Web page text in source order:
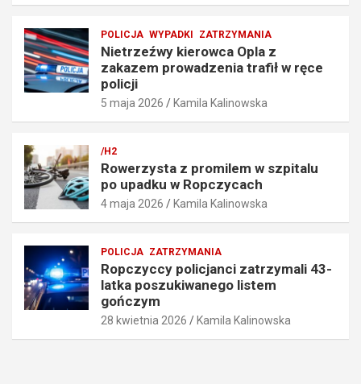
POLICJA WYPADKI ZATRZYMANIA
Nietrzeźwy kierowca Opla z
zakazem prowadzenia trafił w ręce
policji
5 maja 2026 Kamila Kalinowska
/H2
Rowerzysta z promilem w szpitalu
po upadku w Ropczycach
4 maja 2026 Kamila Kalinowska
POLICJA ZATRZYMANIA
Ropczyccy policjanci zatrzymali 43-
latka poszukiwanego listem
gończym
28 kwietnia 2026 Kamila Kalinowska
r
ę
d
k
o
ś
i
o
6
7
k
m
h
maja
2026
Kalinowska
f
w
ę
e
p
o
c
maja
2026
Kalinowska